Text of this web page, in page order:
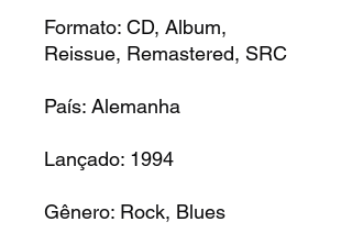
Formato: CD, Album,
Reissue, Remastered, SRC
País: Alemanha
Lançado: 1994
Gênero: Rock, Blues